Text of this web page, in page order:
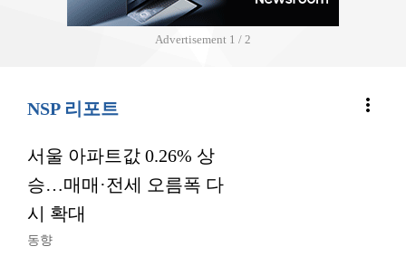
Advertisement 2 / 2
NSP 리포트 more_vert
서울 아파트값 0.26% 상
승…매매·전세 오름폭 다
시 확대
동향